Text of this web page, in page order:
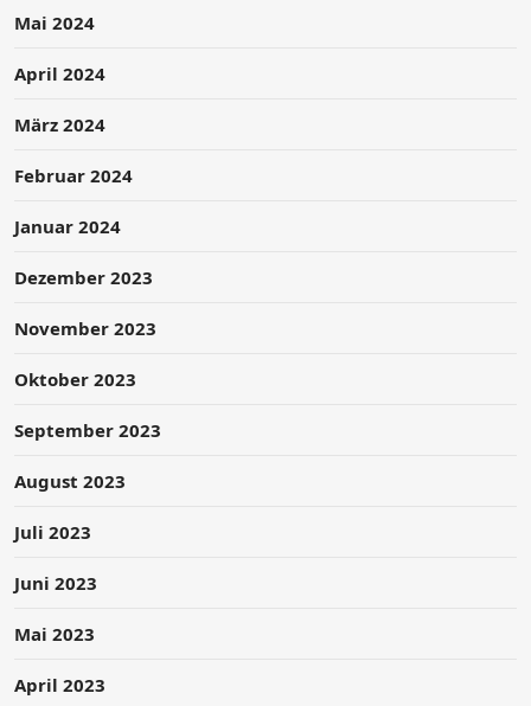
Mai 2024
April 2024
März 2024
Februar 2024
Januar 2024
Dezember 2023
November 2023
Oktober 2023
September 2023
August 2023
Juli 2023
Juni 2023
Mai 2023
April 2023